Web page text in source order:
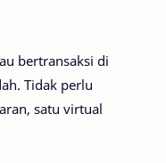
bertransaksi di
Tidak perlu
satu virtual